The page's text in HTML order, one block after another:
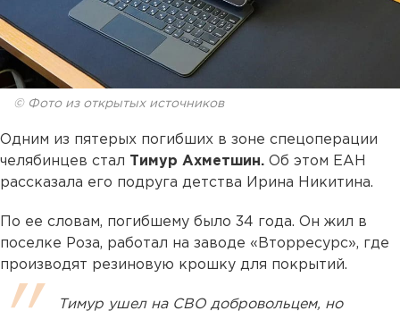
© Фото из открытых источников
Одним из пятерых погибших в зоне спецоперации
челябинцев стал Тимур Ахметшин. Об этом ЕАН
рассказала его подруга детства Ирина Никитина.
По ее словам, погибшему было 34 года. Он жил в
поселке Роза, работал на заводе «Вторресурс», где
производят резиновую крошку для покрытий.
Тимур ушел на СВО добровольцем, но